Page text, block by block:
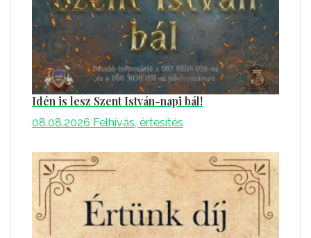
Idén is lesz Szent István-napi bál!
08.08.2026 Felhívás, értesítés